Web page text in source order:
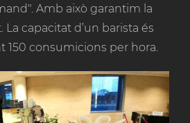
Amb això garantim la
La capacitat d’un barista és
150 consumicions per hora.